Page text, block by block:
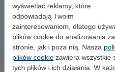
wyświetlać reklamy, które
odpowiadają Twoim
zainteresowaniom, dlatego
plików cookie do analizowania
stronie, jak i poza nią. Nasza
plików cookie zawiera wszystkie
tych plików i ich działania. W
Etykiety wysyłkowe A6 (105 x
148 mm), 100 etykiet, 123drukuj
14,90 zł z VAT